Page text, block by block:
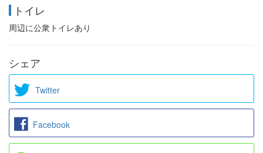
トイレ
周辺に公衆トイレあり
シェア
Twitter
Facebook